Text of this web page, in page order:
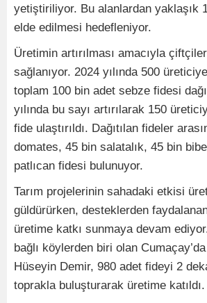
yetiştiriliyor. Bu alanlardan yaklaşık
elde edilmesi hedefleniyor.
Üretimin artırılması amacıyla
sağlanıyor. 2024 yılında 500
toplam 100 bin adet sebze fidesi
yılında bu sayı artırılarak 150
fide ulaştırıldı. Dağıtılan fideler
domates, 45 bin salatalık, 45 bin
patlıcan fidesi bulunuyor.
Tarım projelerinin sahadaki etkisi
güldürürken, desteklerden
üretime katkı sunmaya devam
bağlı köylerden biri olan
Hüseyin Demir, 980 adet fideyi 2
toprakla buluşturarak üretime katıldı.